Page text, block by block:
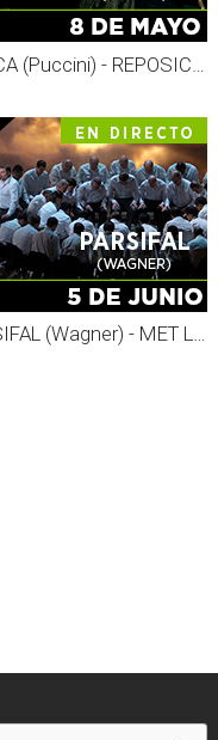
PARSIFAL (Wagner) - MET LIVE 26-27